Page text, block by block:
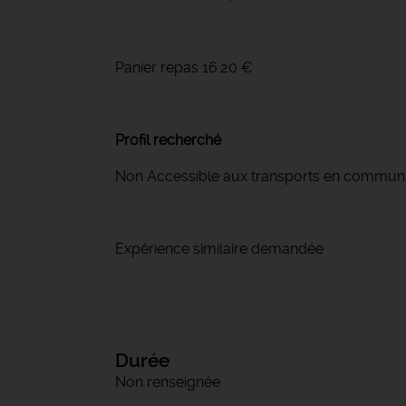
Panier repas 16.20 €
Profil recherché
Non Accessible aux transports en
Expérience similaire demandée
Durée
Non renseignée